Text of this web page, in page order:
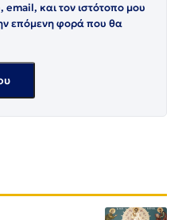
και τον ιστότοπο μου
επόμενη φορά που θα